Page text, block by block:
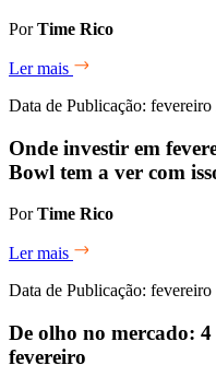
PorTime Rico
Ler mais
Data de Publicação: fevereiro
Onde investir em
Bowl tem a ver com
PorTime Rico
Ler mais
Data de Publicação: fevereiro
De olho no mercado:
fevereiro